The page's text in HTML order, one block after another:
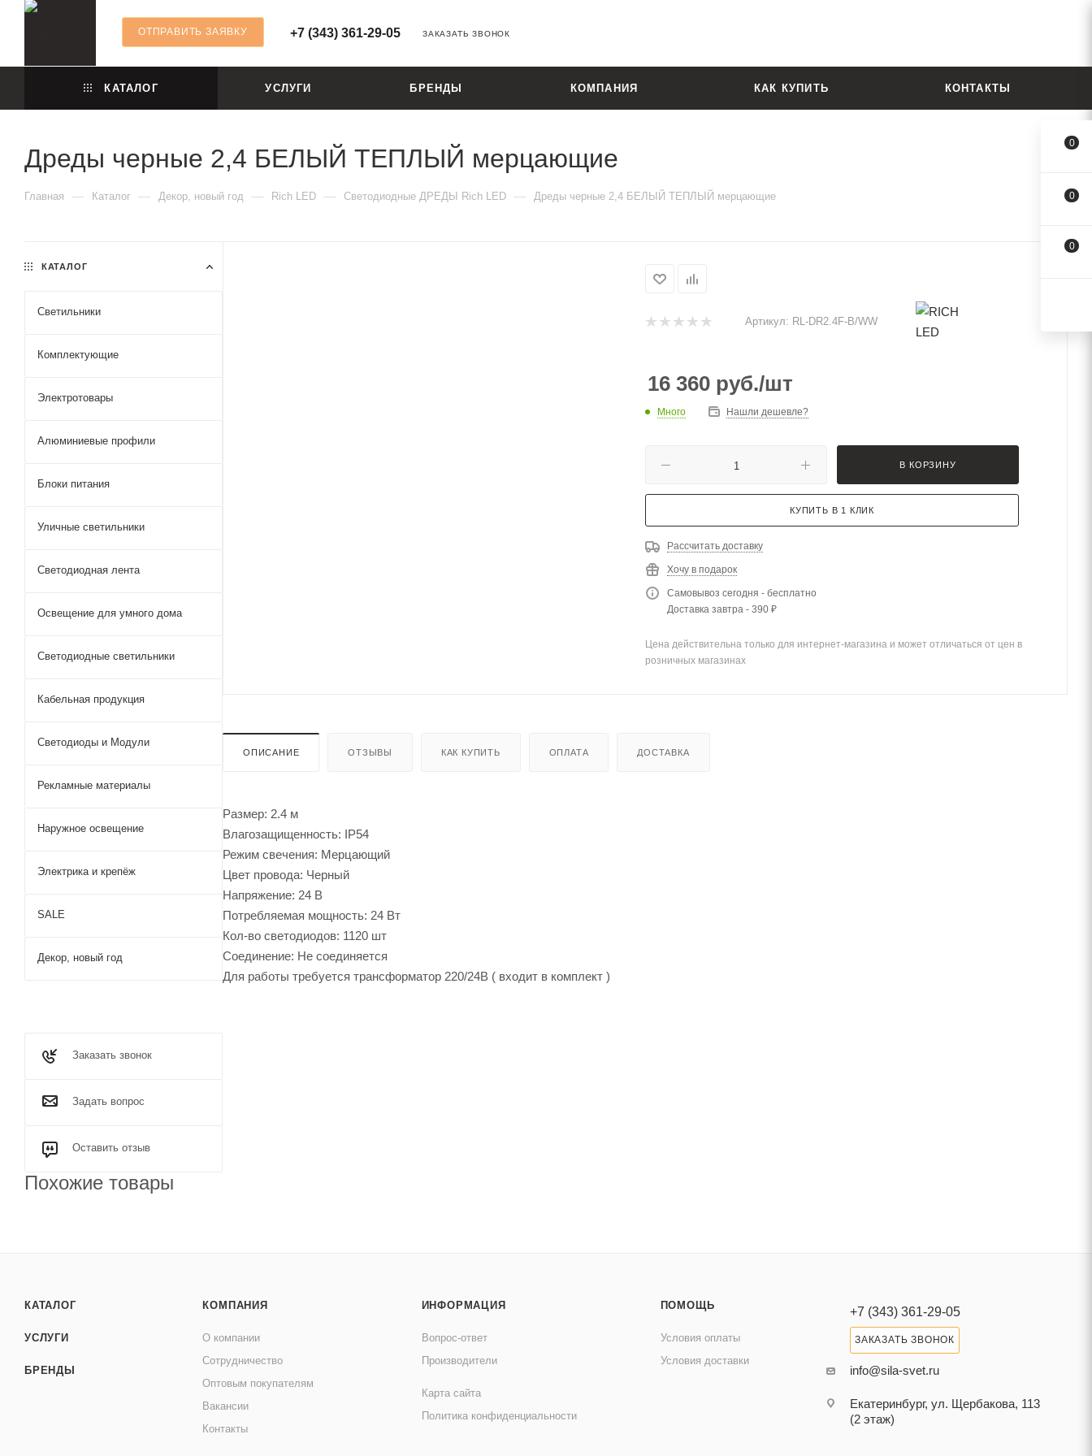
ОТПРАВИТЬ ЗАЯВКУ +7 (343) 361-29-05 ЗАКАЗАТЬ ЗВОНОК
КАТАЛОГ УСЛУГИ БРЕНДЫ КОМПАНИЯ КАК КУПИТЬ КОНТАКТЫ
Дреды черные 2,4 БЕЛЫЙ ТЕПЛЫЙ мерцающие
Главная — Каталог — Декор, новый год — Rich LED — Светодиодные ДРЕДЫ Rich LED — Дреды черные 2,4 БЕЛЫЙ ТЕПЛЫЙ мерцающие
Артикул: RL-DR2.4F-B/WW
16 360 руб./шт
Много Нашли дешевле?
В КОРЗИНУ
КУПИТЬ В 1 КЛИК
Рассчитать доставку
Хочу в подарок
Самовывоз сегодня - бесплатно
Доставка завтра - 390 ₽
Цена действительна только для интернет-магазина и может отличаться от цен в
розничных магазинах
ОПИСАНИЕ ОТЗЫВЫ КАК КУПИТЬ ОПЛАТА ДОСТАВКА
Размер: 2.4 м
Влагозащищенность: IP54
Режим свечения: Мерцающий
Цвет провода: Черный
Напряжение: 24 В
Потребляемая мощность: 24 Вт
Кол-во светодиодов: 1120 шт
Соединение: Не соединяется
Для работы требуется трансформатор 220/24В ( входит в комплект )
КАТАЛОГ
Светильники
Комплектующие
Электротовары
Алюминиевые профили
Блоки питания
Уличные светильники
Светодиодная лента
Освещение для умного дома
Светодиодные светильники
Кабельная продукция
Светодиоды и Модули
Рекламные материалы
Наружное освещение
Электрика и крепёж
SALE
Декор, новый год
Заказать звонок
Задать вопрос
Оставить отзыв
Похожие товары
КАТАЛОГ
УСЛУГИ
БРЕНДЫ
КОМПАНИЯ
О компании
Сотрудничество
Оптовым покупателям
Вакансии
Контакты
ИНФОРМАЦИЯ
Вопрос-ответ
Производители
Карта сайта
Политика конфиденциальности
ПОМОЩЬ
Условия оплаты
Условия доставки
+7 (343) 361-29-05
ЗАКАЗАТЬ ЗВОНОК
info@sila-svet.ru
Екатеринбург, ул. Щербакова, 113
(2 этаж)
0
0
0